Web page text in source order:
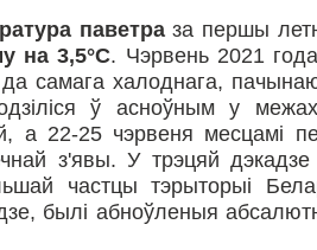
паветраза першы
на 3,5°С. Чэрвень 2021
да самага халоднага,
ў асноўным у
а 22-25 чэрвеня месцамі
з'явы. У трэцяй дэкадзе
частцы тэрыторыі
былі абноўленыя